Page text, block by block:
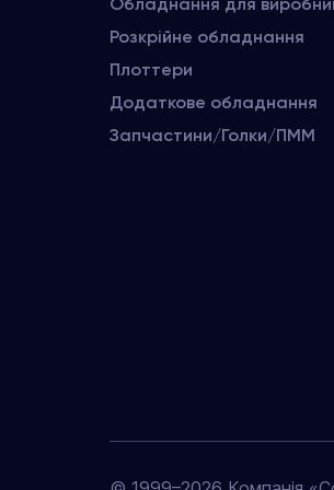
Розкрійне обладнання
Плоттери
Додаткове обладнання
Запчастини/Голки/ПММ